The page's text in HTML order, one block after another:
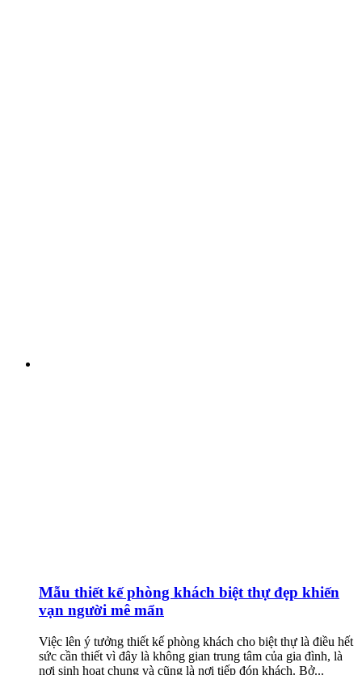
Mẫu thiết kế phòng khách biệt thự đẹp khiến
vạn người mê mẩn
Việc lên ý tưởng thiết kế phòng khách cho biệt thự là điều hết
sức cần thiết vì đây là không gian trung tâm của gia đình, là
nơi sinh hoạt chung và cũng là nơi tiếp đón khách. Bở...